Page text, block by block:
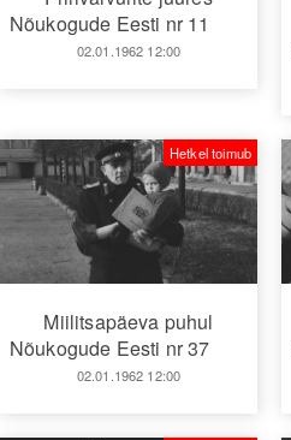
Nõukogude Eesti nr 11
02.01.1962 12:00
Miilitsapäeva puhul
Nõukogude Eesti nr 37
02.01.1962 12:00
Hetkel toimub